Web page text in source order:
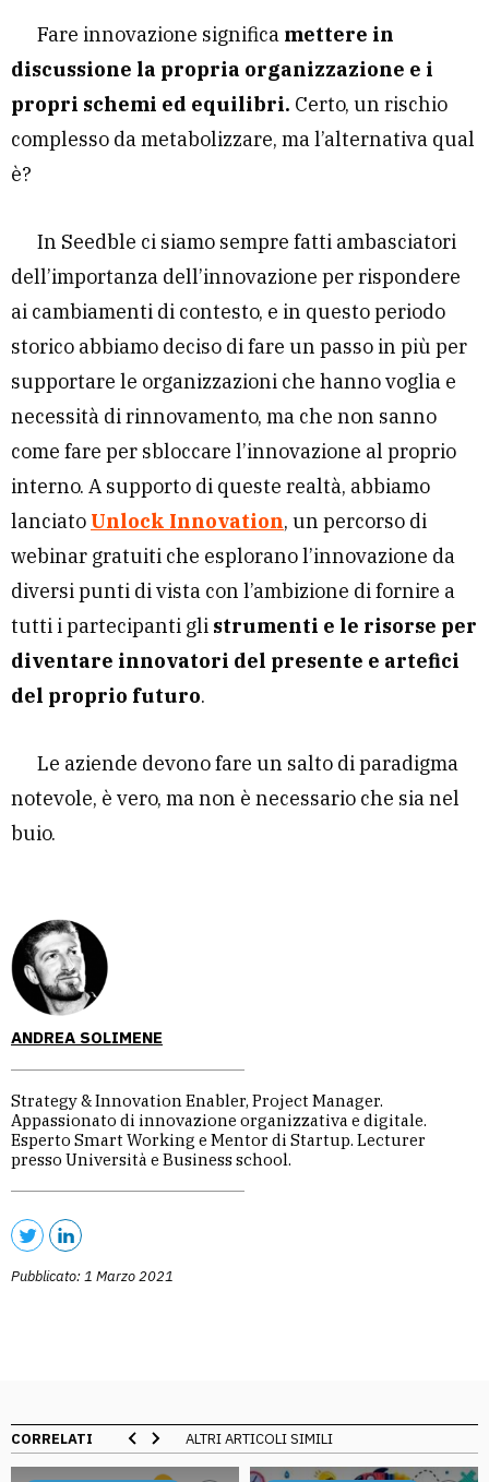
ANDREA SOLIMENE
Strategy & Innovation Enabler, Project Manager.
Appassionato di innovazione organizzativa e digitale.
Esperto Smart Working e Mentor di Startup. Lecturer
presso Università e Business school.
Pubblicato: 1 Marzo 2021
Fare innovazione significa mettere in
discussione la propria organizzazione e i
propri schemi ed equilibri. Certo, un rischio
complesso da metabolizzare, ma l’alternativa qual
è?
In Seedble ci siamo sempre fatti ambasciatori
dell’importanza dell’innovazione per rispondere
ai cambiamenti di contesto, e in questo periodo
storico abbiamo deciso di fare un passo in più per
supportare le organizzazioni che hanno voglia e
necessità di rinnovamento, ma che non sanno
come fare per sbloccare l’innovazione al proprio
interno. A supporto di queste realtà, abbiamo
lanciato Unlock Innovation, un percorso di
webinar gratuiti che esplorano l’innovazione da
diversi punti di vista con l’ambizione di fornire a
tutti i partecipanti gli strumenti e le risorse per
diventare innovatori del presente e artefici
del proprio futuro.
Le aziende devono fare un salto di paradigma
notevole, è vero, ma non è necessario che sia nel
buio.
CORRELATI ALTRI ARTICOLI SIMILI